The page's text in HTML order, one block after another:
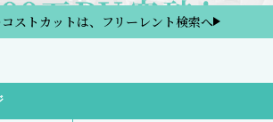
ストカットは、フリーレント検索へ